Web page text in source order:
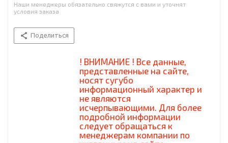
Наши менеджеры обязательно свяжутся с вами и уточнят
условия заказа
Поделиться
! ВНИМАНИЕ ! Все данные,
представленные на сайте,
носят сугубо
информационный характер и
не являются
исчерпывающими. Для более
подробной информации
следует обращаться к
менеджерам компании по